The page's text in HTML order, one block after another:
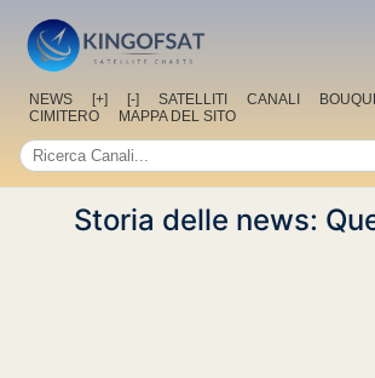
NEWS [+] [-] SATELLITI CANALI
CIMITERO
MAPPA DEL SITO
Storia delle news: